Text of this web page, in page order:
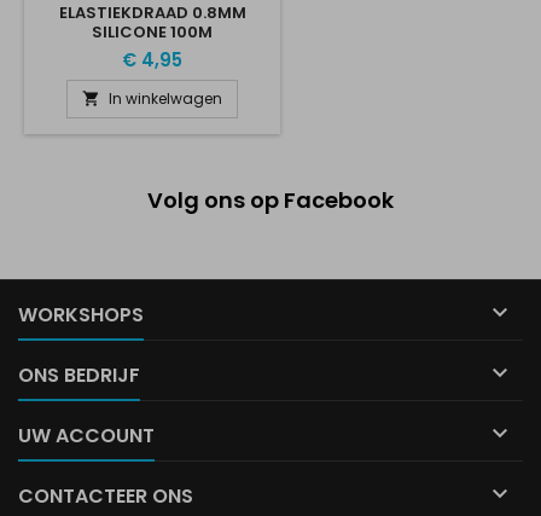
ELASTIEKDRAAD 0.8MM
SILICONE 100M
€ 4,95
 In winkelwagen
Volg ons op Facebook
WORKSHOPS 
ONS BEDRIJF 
UW ACCOUNT 
CONTACTEER ONS 